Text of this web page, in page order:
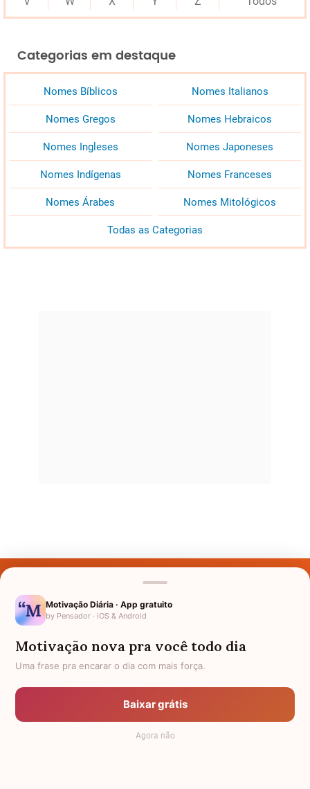
Categorias em destaque
Nomes Bíblicos Nomes Italianos
Nomes Gregos Nomes Hebraicos
Nomes Ingleses Nomes Japoneses
Nomes Indígenas Nomes Franceses
Nomes Árabes Nomes Mitológicos
Todas as Categorias
Nomes pelo Mundo
Política de Privacidade
Anuncie
Termos de Uso
Motivação Diária · App gratuito
by Pensador · iOS & Android
Motivação nova pra você todo dia
Uma frase pra encarar o dia com mais força.
Baixar grátis
Agora não